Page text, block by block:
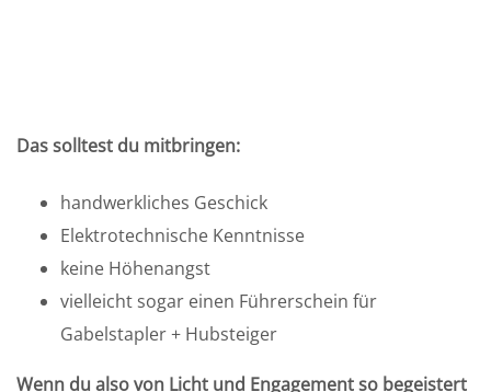
Das solltest du mitbringen:
handwerkliches Geschick
Elektrotechnische Kenntnisse
keine Höhenangst
vielleicht sogar einen Führerschein für
Gabelstapler + Hubsteiger
Wenn du also von Licht und Engagement so begeistert